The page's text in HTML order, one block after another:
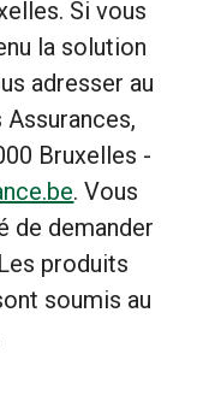
Si vous
la solution
adresser au
Bruxelles -
. Vous
de demander
produits
soumis au